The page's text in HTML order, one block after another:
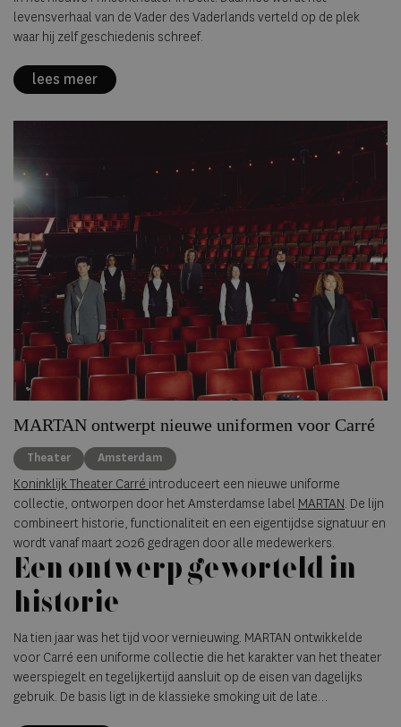
levensverhaal van de Vader des Vaderlands verteld op de plek
waar hij zelf geschiedenis schreef.
lees meer
MARTAN ontwerpt nieuwe uniformen voor Carré
Theater Amsterdam
Koninklijk Theater Carré introduceert een nieuwe uniforme
collectie, ontworpen door het Amsterdamse label MARTAN. De lijn
combineert historie, functionaliteit en een eigentijdse signatuur en
wordt vanaf maart 2026 gedragen door alle medewerkers.
Een ontwerp geworteld in
historie
Na tien jaar was het tijd voor vernieuwing. MARTAN ontwikkelde
voor Carré een uniforme collectie die het karakter van het theater
weerspiegelt en tegelijkertijd aansluit op de eisen van dagelijks
gebruik. De basis ligt in de klassieke smoking uit de late